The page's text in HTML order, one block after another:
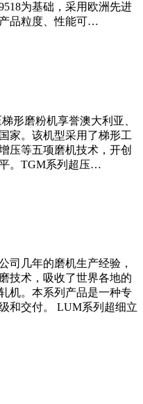
为基础，采用欧洲先进
品粒度、性能可…
形磨粉机享誉澳大利亚、
家。该机型采用了梯形工
压等五项磨机技术，开创
。TGM系列超压…
司几年的磨机生产经验，
技术，吸收了世界各地的
机。本系列产品是一种专
和交付。 LUM系列超细立